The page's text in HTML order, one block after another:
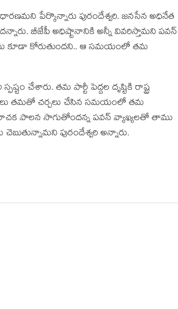
పేర్కొన్నారు పురందేశ్వ‌రి. జ‌న‌సేన అధినేత
బీజేపీ అధిష్టానానికి అన్నీ వివరిస్తామని పవన్
కూడా కోరుతుంద‌ని.. ఆ స‌మ‌యంలో త‌మ
చేశారు. తమ పార్టీ పెద్దల దృష్టికి రాష్ట్ర
త‌మ‌తో చర్చలు చేసిన సమయంలో తమ
పాల‌న సాగుతోంద‌న్న ప‌వ‌న్ వ్యాఖ్య‌ల‌తో తాము
పురందేశ్వ‌రి అన్నారు.